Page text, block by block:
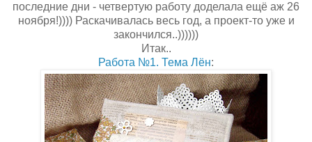
последние дни - четвертую работу доделала ещё аж 26
ноября!)))) Раскачивалась весь год, а проект-то уже и
закончился..))))))
Итак..
Работа №1. Тема Лён: